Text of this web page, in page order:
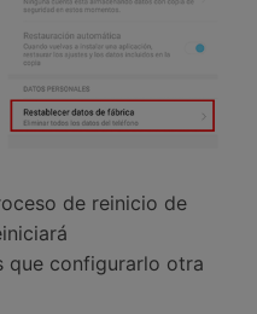
de reinicio de
que configurarlo otra